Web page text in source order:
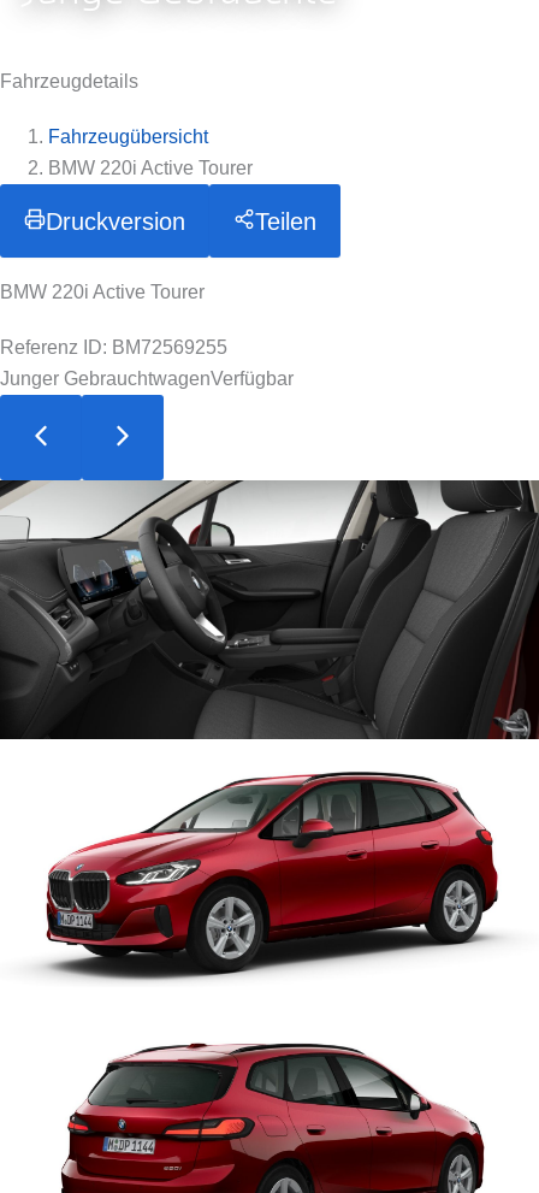
Fahrzeugdetails
Fahrzeugübersicht
BMW 220i Active Tourer
Druckversion Teilen
BMW 220i Active Tourer
Referenz ID: BM72569255
Junger GebrauchtwagenVerfügbar